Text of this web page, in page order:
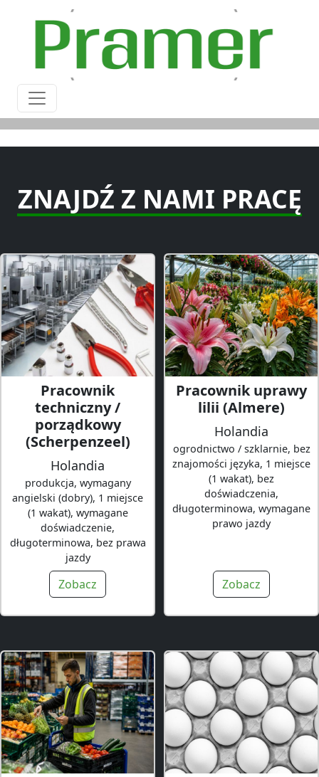
ZNAJDŹ Z NAMI PRACĘ
Pracownik
techniczny /
porządkowy
(Scherpenzeel)
Holandia
produkcja, wymagany
angielski (dobry), 1 miejsce
(1 wakat), wymagane
doświadczenie,
długoterminowa, bez prawa
jazdy
Zobacz
Pracownik uprawy
lilii (Almere)
Holandia
ogrodnictwo / szklarnie, bez
znajomości języka, 1 miejsce
(1 wakat), bez
doświadczenia,
długoterminowa, wymagane
prawo jazdy
Zobacz